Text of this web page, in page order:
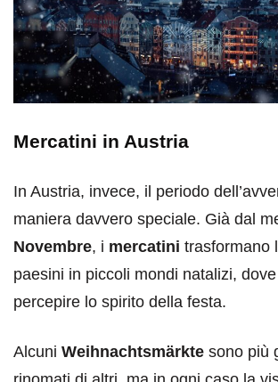
Mercatini in Austria
In Austria, invece, il periodo
maniera davvero speciale. Già dal
Novembre, i mercatini trasformano
paesini in piccoli mondi natalizi,
percepire lo spirito della festa.
Alcuni Weihnachtsmärkte sono più